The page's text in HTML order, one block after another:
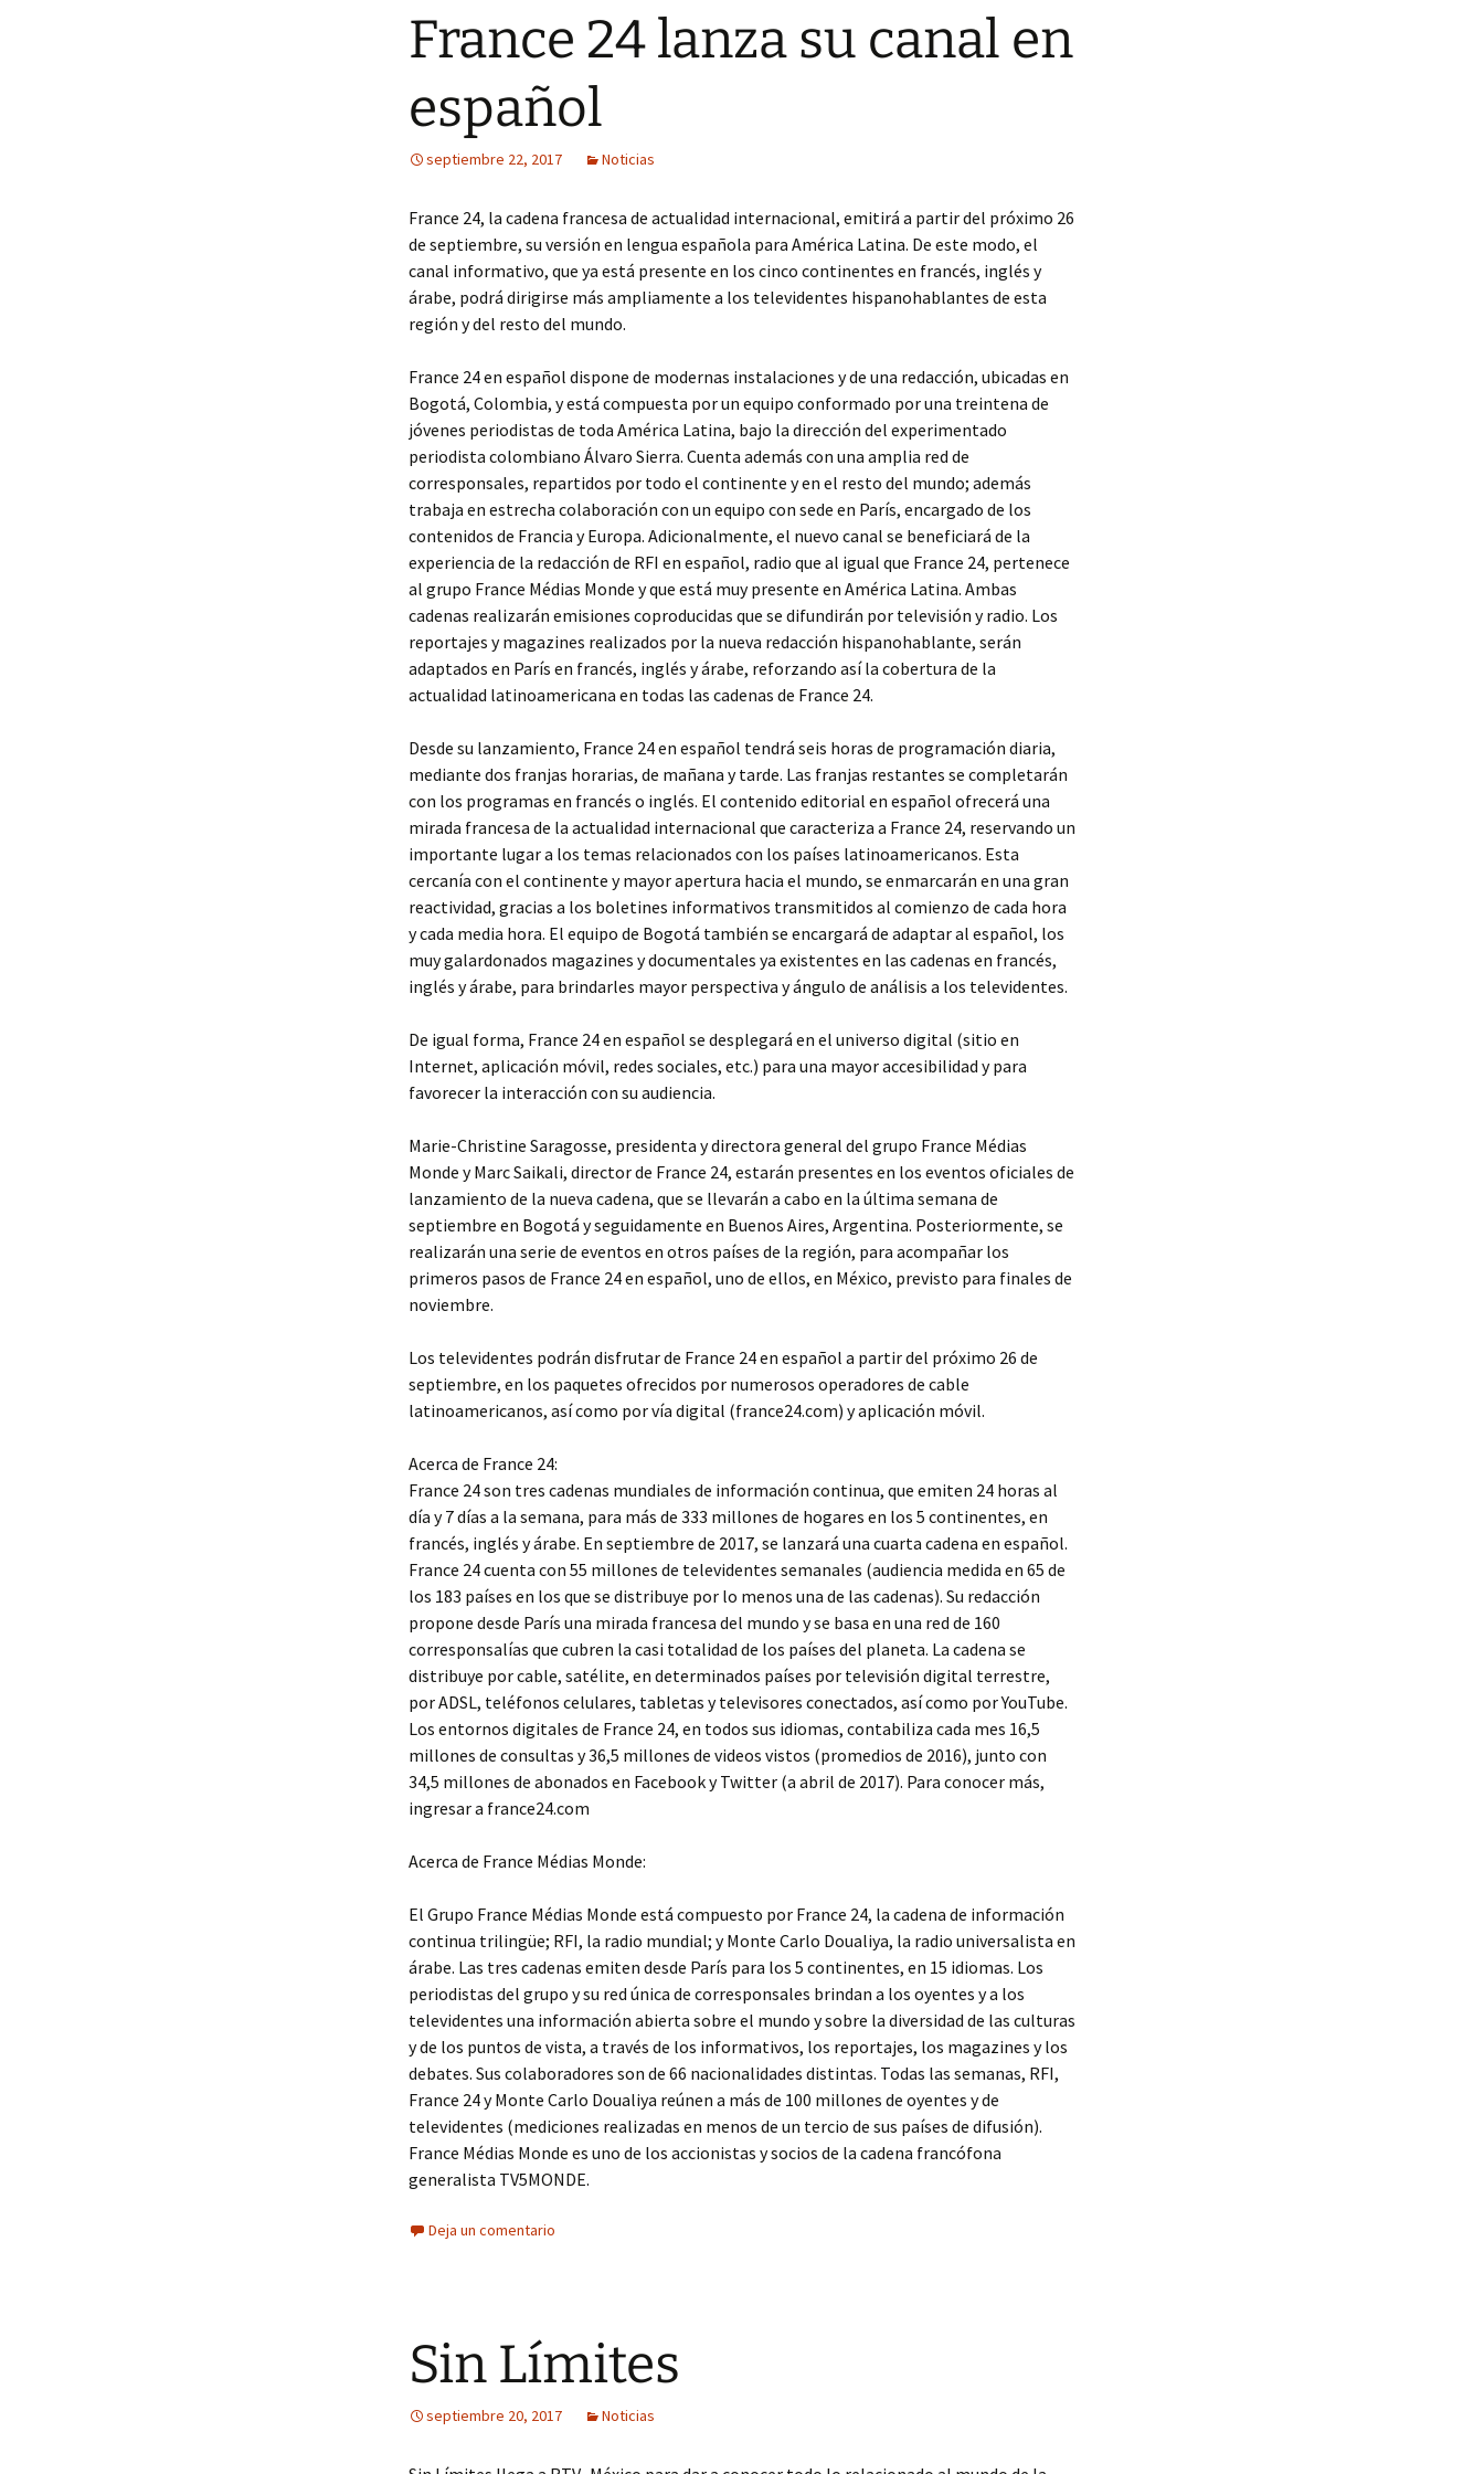
France 24 lanza su canal en
español
septiembre 22, 2017 Noticias
France 24, la cadena francesa de actualidad internacional, emitirá a partir del próximo 26
de septiembre, su versión en lengua española para América Latina. De este modo, el
canal informativo, que ya está presente en los cinco continentes en francés, inglés y
árabe, podrá dirigirse más ampliamente a los televidentes hispanohablantes de esta
región y del resto del mundo.
France 24 en español dispone de modernas instalaciones y de una redacción, ubicadas en
Bogotá, Colombia, y está compuesta por un equipo conformado por una treintena de
jóvenes periodistas de toda América Latina, bajo la dirección del experimentado
periodista colombiano Álvaro Sierra. Cuenta además con una amplia red de
corresponsales, repartidos por todo el continente y en el resto del mundo; además
trabaja en estrecha colaboración con un equipo con sede en París, encargado de los
contenidos de Francia y Europa. Adicionalmente, el nuevo canal se beneficiará de la
experiencia de la redacción de RFI en español, radio que al igual que France 24, pertenece
al grupo France Médias Monde y que está muy presente en América Latina. Ambas
cadenas realizarán emisiones coproducidas que se difundirán por televisión y radio. Los
reportajes y magazines realizados por la nueva redacción hispanohablante, serán
adaptados en París en francés, inglés y árabe, reforzando así la cobertura de la
actualidad latinoamericana en todas las cadenas de France 24.
Desde su lanzamiento, France 24 en español tendrá seis horas de programación diaria,
mediante dos franjas horarias, de mañana y tarde. Las franjas restantes se completarán
con los programas en francés o inglés. El contenido editorial en español ofrecerá una
mirada francesa de la actualidad internacional que caracteriza a France 24, reservando un
importante lugar a los temas relacionados con los países latinoamericanos. Esta
cercanía con el continente y mayor apertura hacia el mundo, se enmarcarán en una gran
reactividad, gracias a los boletines informativos transmitidos al comienzo de cada hora
y cada media hora. El equipo de Bogotá también se encargará de adaptar al español, los
muy galardonados magazines y documentales ya existentes en las cadenas en francés,
inglés y árabe, para brindarles mayor perspectiva y ángulo de análisis a los televidentes.
De igual forma, France 24 en español se desplegará en el universo digital (sitio en
Internet, aplicación móvil, redes sociales, etc.) para una mayor accesibilidad y para
favorecer la interacción con su audiencia.
Marie-Christine Saragosse, presidenta y directora general del grupo France Médias
Monde y Marc Saikali, director de France 24, estarán presentes en los eventos oficiales de
lanzamiento de la nueva cadena, que se llevarán a cabo en la última semana de
septiembre en Bogotá y seguidamente en Buenos Aires, Argentina. Posteriormente, se
realizarán una serie de eventos en otros países de la región, para acompañar los
primeros pasos de France 24 en español, uno de ellos, en México, previsto para finales de
noviembre.
Los televidentes podrán disfrutar de France 24 en español a partir del próximo 26 de
septiembre, en los paquetes ofrecidos por numerosos operadores de cable
latinoamericanos, así como por vía digital (france24.com) y aplicación móvil.
Acerca de France 24:
France 24 son tres cadenas mundiales de información continua, que emiten 24 horas al
día y 7 días a la semana, para más de 333 millones de hogares en los 5 continentes, en
francés, inglés y árabe. En septiembre de 2017, se lanzará una cuarta cadena en español.
France 24 cuenta con 55 millones de televidentes semanales (audiencia medida en 65 de
los 183 países en los que se distribuye por lo menos una de las cadenas). Su redacción
propone desde París una mirada francesa del mundo y se basa en una red de 160
corresponsalías que cubren la casi totalidad de los países del planeta. La cadena se
distribuye por cable, satélite, en determinados países por televisión digital terrestre,
por ADSL, teléfonos celulares, tabletas y televisores conectados, así como por YouTube.
Los entornos digitales de France 24, en todos sus idiomas, contabiliza cada mes 16,5
millones de consultas y 36,5 millones de videos vistos (promedios de 2016), junto con
34,5 millones de abonados en Facebook y Twitter (a abril de 2017). Para conocer más,
ingresar a france24.com
Acerca de France Médias Monde:
El Grupo France Médias Monde está compuesto por France 24, la cadena de información
continua trilingüe; RFI, la radio mundial; y Monte Carlo Doualiya, la radio universalista en
árabe. Las tres cadenas emiten desde París para los 5 continentes, en 15 idiomas. Los
periodistas del grupo y su red única de corresponsales brindan a los oyentes y a los
televidentes una información abierta sobre el mundo y sobre la diversidad de las culturas
y de los puntos de vista, a través de los informativos, los reportajes, los magazines y los
debates. Sus colaboradores son de 66 nacionalidades distintas. Todas las semanas, RFI,
France 24 y Monte Carlo Doualiya reúnen a más de 100 millones de oyentes y de
televidentes (mediciones realizadas en menos de un tercio de sus países de difusión).
France Médias Monde es uno de los accionistas y socios de la cadena francófona
generalista TV5MONDE.
Deja un comentario
Sin Límites
septiembre 20, 2017 Noticias